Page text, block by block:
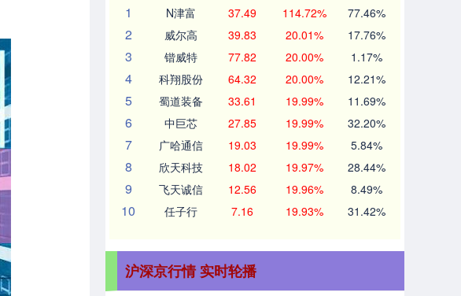
1
N津富 37.49 114.72% 77.46%
2 威尔高 39.83 20.01% 17.76%
3 锴威特 77.82 20.00% 1.17%
4 科翔股份 64.32 20.00% 12.21%
5 蜀道装备 33.61 19.99% 11.69%
6 中巨芯 27.85 19.99% 32.20%
7 广哈通信 19.03 19.99% 5.84%
8 欣天科技 18.02 19.97% 28.44%
9 飞天诚信 12.56 19.96% 8.49%
10 任子行 7.16 19.93% 31.42%
沪深京行情 实时轮播